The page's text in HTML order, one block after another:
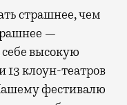
страшнее, чем
—
высокую
13 клоун-театров
фестивалю